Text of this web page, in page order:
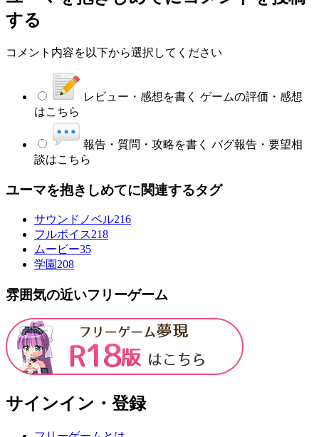
する
コメント内容を以下から選択してください
レビュー・感想を書く ゲームの評価・感想
はこちら
報告・質問・攻略を書く バグ報告・要望相
談はこちら
ユーマを抱きしめてに関連するタグ
サウンドノベル216
フルボイス218
ムービー35
学園 208
雰囲気の近いフリーゲーム
サインイン・登録